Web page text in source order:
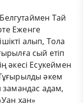
Тай
Еженге
алып, Тола
сый етіп
әкесі Есукеймен
әкем
адам,
хан»